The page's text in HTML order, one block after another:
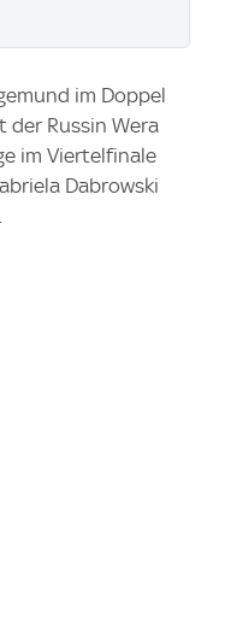
im Doppel
der Russin Wera
im Viertelfinale
Dabrowski